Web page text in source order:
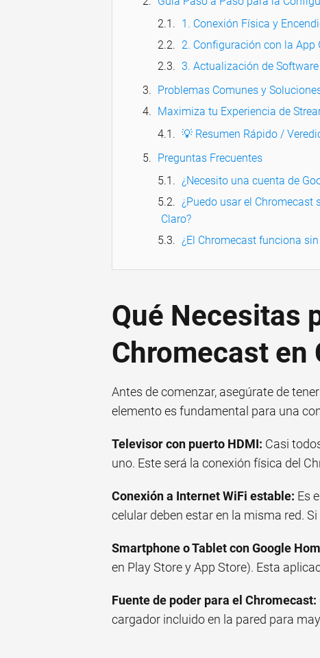
1. Conexión Física y
2. Configuración con la App
3. Actualización de
Problemas Comunes y
Maximiza tu Experiencia de
💡 Resumen Rápido /
Preguntas Frecuentes
¿Necesito una cuenta de
¿Puedo usar el Chromecast
Claro?
¿El Chromecast funciona
Qué Necesitas
Chromecast en
Antes de comenzar, asegúrate de
elemento es fundamental para una
Televisor con puerto HDMI: Casi
uno. Este será la conexión física del
Conexión a Internet WiFi estable: Es
celular deben estar en la misma red.
Smartphone o Tablet con Google
en Play Store y App Store). Esta
Fuente de poder para el Chromecast:
cargador incluido en la pared para